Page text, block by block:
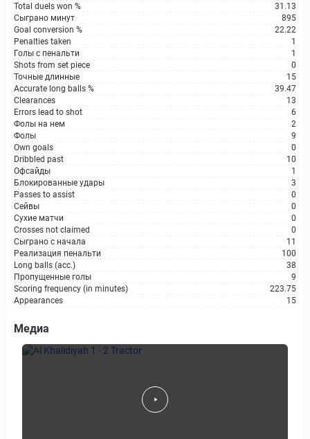
Total duels won %
31.13
Сыграно минут
895
Goal conversion %
22.22
Penalties taken
1
Голы с пенальти
1
Shots from set piece
0
Точные длинные
15
Accurate long balls %
39.47
Clearances
13
Errors lead to shot
6
Фолы на нем
2
Фолы
9
Own goals
0
Dribbled past
10
Офсайды
1
Блокированные удары
3
Passes to assist
0
Сейвы
0
Сухие матчи
0
Crosses not claimed
0
Сыграно с начала
11
Реализация пенальти
100
Long balls (acc.)
38
Пропущенные голы
9
Scoring frequency (in minutes)
223.75
Appearances
15
Медиа